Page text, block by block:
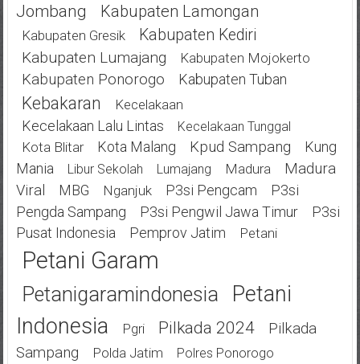
Jombang Kabupaten Lamongan
Kabupaten Gresik
Kabupaten Kediri
Kabupaten Lumajang
Kabupaten Mojokerto
Kabupaten Ponorogo Kabupaten Tuban
Kebakaran Kecelakaan
Kecelakaan Lalu Lintas Kecelakaan Tunggal
Kota Blitar Kota Malang Kpud Sampang
Kung
Mania
Libur Sekolah Lumajang Madura
Madura
Viral
MBG Nganjuk P3si Pengcam
P3si
Pengda Sampang
P3si Pengwil Jawa Timur
P3si
Pusat Indonesia
Pemprov Jatim Petani
Petani Garam
Petanigaramindonesia
Petani
Indonesia
Pgri Pilkada 2024
Pilkada
Sampang
Polda Jatim Polres Ponorogo